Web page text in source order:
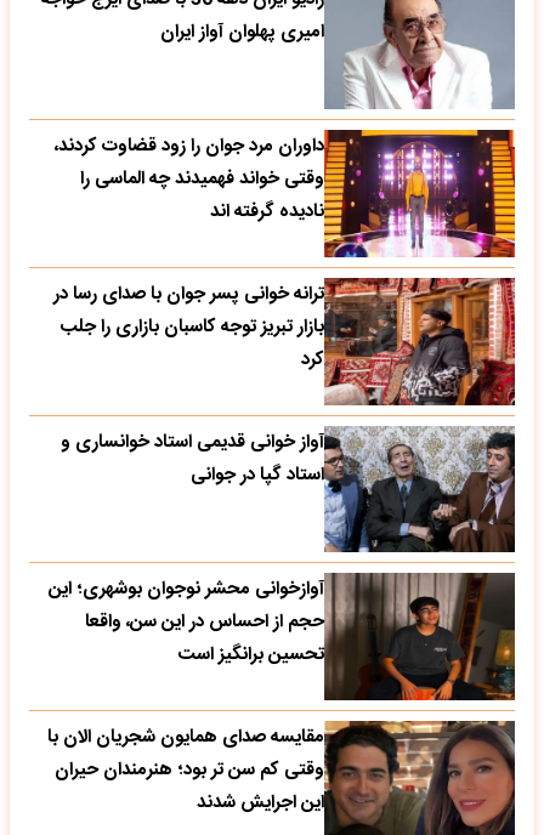
امیری پهلوان آواز ایران
داوران مرد جوان را زود قضاوت کردند،
وقتی خواند فهمیدند چه الماسی را
نادیده گرفته اند
ترانه خوانی پسر جوان با صدای رسا در
بازار تبریز توجه کاسبان بازاری را جلب
کرد
آواز خوانی قدیمی استاد خوانساری و
استاد گپا در جوانی
آوازخوانی محشر نوجوان بوشهری؛ این
حجم از احساس در این سن، واقعا
تحسین‌ برانگیز است
مقایسه صدای همایون شجریان الان با
وقتی کم سن تر بود؛ هنرمندان حیران
این اجرایش شدند